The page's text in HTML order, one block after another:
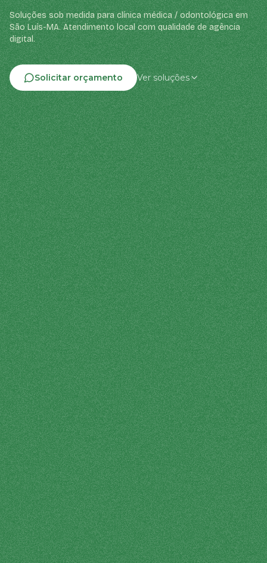
Soluções sob medida para clínica médica / odontológica em
São Luís-MA. Atendimento local com qualidade de agência
digital.
Solicitar orçamento Ver soluções